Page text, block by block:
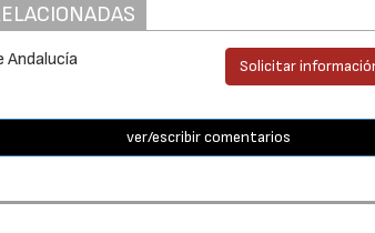
Andalucía Solicitar
ver/escribir comentarios